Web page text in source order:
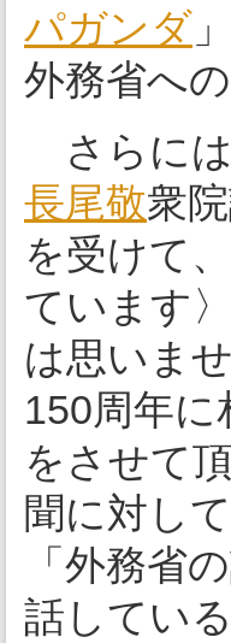
パガンダ
外務省へ
さらには
長尾敬衆
を受けて
ています
は思いま
150周年
をさせて
聞に対し
「外務省
話している